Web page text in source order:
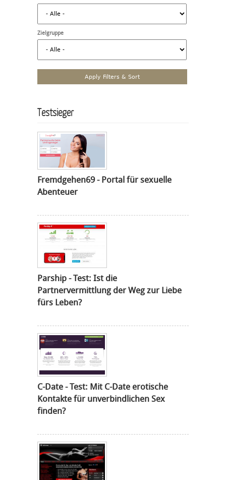
Zielgruppe
Testsieger
Fremdgehen69 - Portal für sexuelle
Abenteuer
Parship - Test: Ist die
Partnervermittlung der Weg zur Liebe
fürs Leben?
C-Date - Test: Mit C-Date erotische
Kontakte für unverbindlichen Sex
finden?